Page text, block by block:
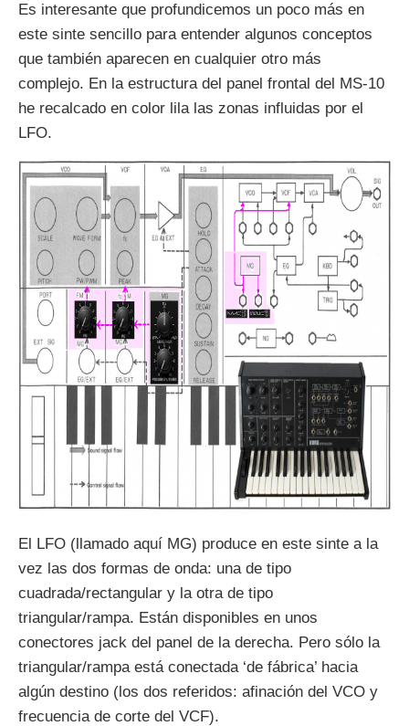
Es interesante que profundicemos un poco más en
este sinte sencillo para entender algunos conceptos
que también aparecen en cualquier otro más
complejo. En la estructura del panel frontal del MS-10
he recalcado en color lila las zonas influidas por el
LFO.
El LFO (llamado aquí MG) produce en este sinte a la
vez las dos formas de onda: una de tipo
cuadrada/rectangular y la otra de tipo
triangular/rampa. Están disponibles en unos
conectores jack del panel de la derecha. Pero sólo la
triangular/rampa está conectada ‘de fábrica’ hacia
algún destino (los dos referidos: afinación del VCO y
frecuencia de corte del VCF).